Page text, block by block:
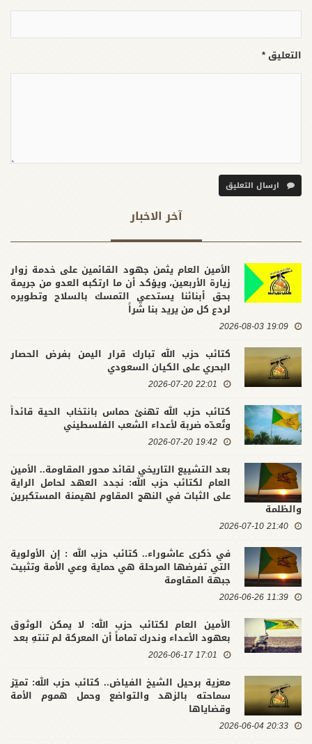
التعليق *
ارسال التعليق
آخر الاخبار
الأمين العام يثمن جهود القائمين على خدمة زوار
زيارة الأربعين، ويؤكد أن ما ارتكبه العدو من جريمة
بحق أبنائنا يستدعي التمسك بالسلاح وتطويره
لردع كل من يريد بنا شراً
19:09 2026-08-03
كتائب حزب الله تبارك قرار اليمن بفرض الحصار
البحري على الكيان السعودي
22:01 2026-07-20
كتائب حزب الله تهنئ حماس بانتخاب الحية قائداً
وتُعدّه ضربة لأعداء الشعب الفلسطيني
19:42 2026-07-20
بعد التشييع التاريخي لقائد محور المقاومة.. الأمين
العام لكتائب حزب الله: نجدد العهد لحامل الراية
على الثبات في النهج المقاوم لهيمنة المستكبرين
والظلمة
21:40 2026-07-10
في ذكرى عاشوراء.. كتائب حزب الله : إن الأولوية
التي تفرضها المرحلة هي حماية وعي الأمة وتثبيت
جبهة المقاومة
11:39 2026-06-26
الأمين العام لكتائب حزب الله: لا يمكن الوثوق
بعهود الأعداء وندرك تماماً أن المعركة لم تنتهِ بعد
17:01 2026-06-17
معزية برحيل الشيخ الفياض.. كتائب حزب الله: تميّز
سماحته بالزهد والتواضع وحمل هموم الأمة
وقضاياها
20:33 2026-06-04